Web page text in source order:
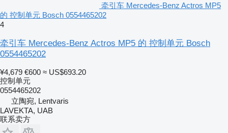
牵引车 Mercedes-Benz Actros MP5
的 控制单元 Bosch 0554465202
4
牵引车 Mercedes-Benz Actros MP5 的 控制单元 Bosch
0554465202
¥4,679 €600 ≈ US$693.20
控制单元
0554465202
立陶宛, Lentvaris
LAVEKTA, UAB
联系卖方